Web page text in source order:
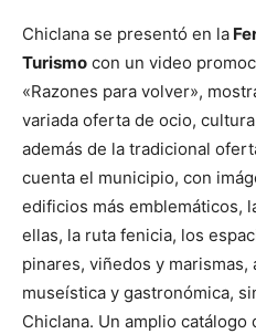
Chiclana se presentó en la
Turismo con un video
«Razones para volver»,
variada oferta de ocio,
además de la tradicional
cuenta el municipio, con
edificios más emblemáticos,
ellas, la ruta fenicia, los
pinares, viñedos y
museística y gastronómica,
Chiclana. Un amplio